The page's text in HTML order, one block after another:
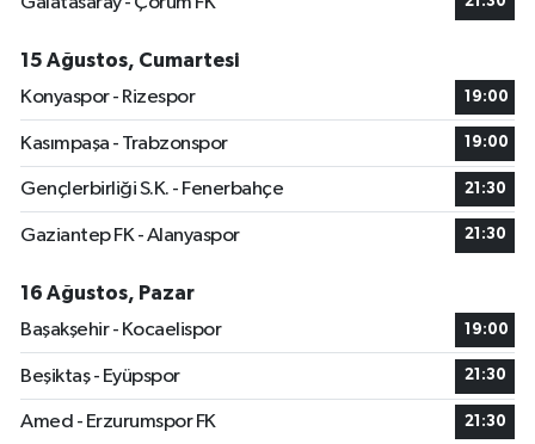
15 Ağustos, Cumartesi
Konyaspor - Rizespor
19:00
Kasımpaşa - Trabzonspor 19:00
Gençlerbirliği S.K. - Fenerbahçe 21:30
Gaziantep FK - Alanyaspor 21:30
16 Ağustos, Pazar
Başakşehir - Kocaelispor
19:00
Beşiktaş - Eyüpspor 21:30
Amed - Erzurumspor FK 21:30